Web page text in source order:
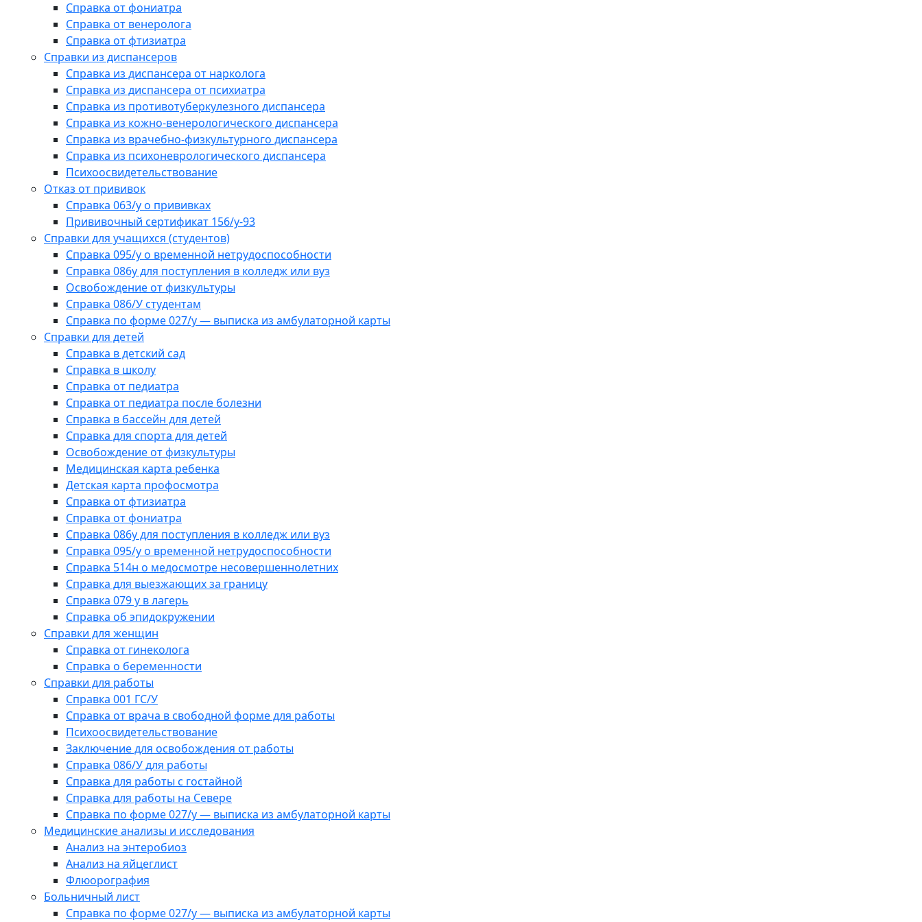
Справка от фониатра
Справка от венеролога
Справка от фтизиатра
Справки из диспансеров
Справка из диспансера от нарколога
Справка из диспансера от психиатра
Справка из противотуберкулезного диспансера
Справка из кожно-венерологического диспансера
Справка из врачебно-физкультурного диспансера
Справка из психоневрологического диспансера
Психоосвидетельствование
Отказ от прививок
Справка 063/у о прививках
Прививочный сертификат 156/у-93
Справки для учащихся (студентов)
Справка 095/у о временной нетрудоспособности
Справка 086у для поступления в колледж или вуз
Освобождение от физкультуры
Справка 086/У студентам
Справка по форме 027/у — выписка из амбулаторной карты
Справки для детей
Справка в детский сад
Справка в школу
Справка от педиатра
Справка от педиатра после болезни
Справка в бассейн для детей
Справка для спорта для детей
Освобождение от физкультуры
Медицинская карта ребенка
Детская карта профосмотра
Справка от фтизиатра
Справка от фониатра
Справка 086у для поступления в колледж или вуз
Справка 095/у о временной нетрудоспособности
Справка 514н о медосмотре несовершеннолетних
Справка для выезжающих за границу
Справка 079 у в лагерь
Справка об эпидокружении
Справки для женщин
Справка от гинеколога
Справка о беременности
Справки для работы
Справка 001 ГС/У
Справка от врача в свободной форме для работы
Психоосвидетельствование
Заключение для освобождения от работы
Справка 086/У для работы
Справка для работы с гостайной
Справка для работы на Севере
Справка по форме 027/у — выписка из амбулаторной карты
Медицинские анализы и исследования
Анализ на энтеробиоз
Анализ на яйцеглист
Флюорография
Больничный лист
Справка по форме 027/у — выписка из амбулаторной карты